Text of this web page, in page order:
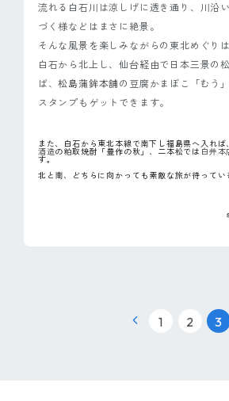
流れる白石川は涼しげに透き通り、川沿
づく様などはまさに絶景。
そんな風景を楽しみながらの東北めぐり
白石から北上し、仙台経由で日本三景の
ば、松島蒲鉾本舗の豆腐かまぼこ「むう
スタンプもゲットできます。
また、白石から東北本線で南下し福島県へ入れば
酒造の粕取焼酎「豊作の秋」、二本松では 白井本
す。
北と南、どちらに向かっても素敵な旅が待ってい
1 2 3